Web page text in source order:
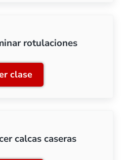
rotulaciones
clase
Clase 5: Eliminar
calcas caseras